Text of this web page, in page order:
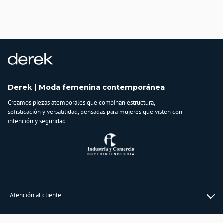
Derek | Moda femenina contemporánea
Creamos piezas atemporales que combinan estructura,
sofisticación y versatilidad, pensadas para mujeres que visten con
intención y seguridad.
Atención al cliente